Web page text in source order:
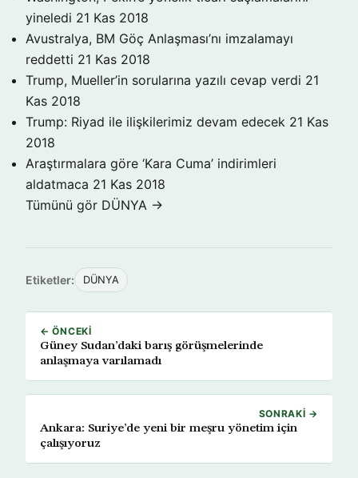
yineledi 21 Kas 2018
Avustralya, BM Göç Anlaşması’nı imzalamayı
reddetti 21 Kas 2018
Trump, Mueller’in sorularına yazılı cevap verdi 21
Kas 2018
Trump: Riyad ile ilişkilerimiz devam edecek 21 Kas
2018
Araştırmalara göre ‘Kara Cuma’ indirimleri
aldatmaca 21 Kas 2018
Tümünü gör DÜNYA →
Etiketler: DÜNYA
← ÖNCEKI
Güney Sudan’daki barış görüşmelerinde
anlaşmaya varılamadı
SONRAKI →
Ankara: Suriye’de yeni bir meşru yönetim için
çalışıyoruz